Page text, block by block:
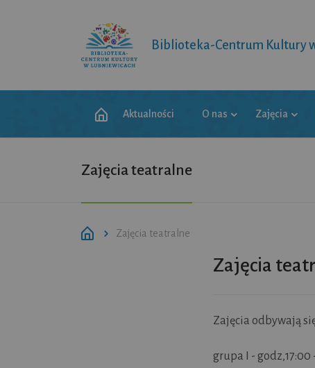
Biblioteka-Centrum Kultury
Aktualności O nas Zajęcia
Zajęcia teatralne
Zajęcia teatralne
Zajęcia
Zajęcia odbywają
grupa I - godz,17:00